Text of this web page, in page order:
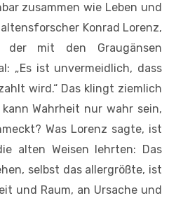
zusammen wie Leben und
Konrad Lorenz,
der mit den Graugänsen
„Es ist unvermeidlich, dass
wird.“ Das klingt ziemlich
Wahrheit nur wahr sein,
Was Lorenz sagte, ist
alten Weisen lehrten: Das
selbst das allergrößte, ist
und Raum, an Ursache und